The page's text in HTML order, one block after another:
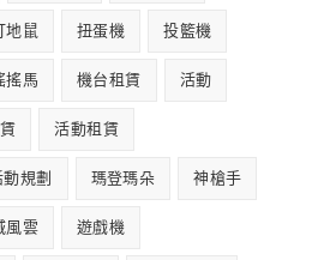
地鼠 扭蛋機 投籃機
搖馬 機台租賃 活動
活動租賃
動規劃 瑪登瑪朵 神槍手
風雲 遊戲機